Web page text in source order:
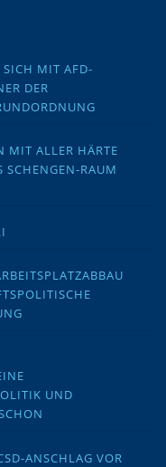
SICH MIT AFD-
DER
MIT ALLER HÄRTE
SCHENGEN-RAUM
UND
ANSCHLAG VOR